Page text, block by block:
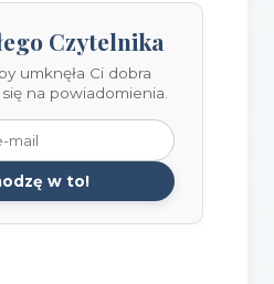
Czytelnika
umknęła Ci dobra
na powiadomienia.
w to!